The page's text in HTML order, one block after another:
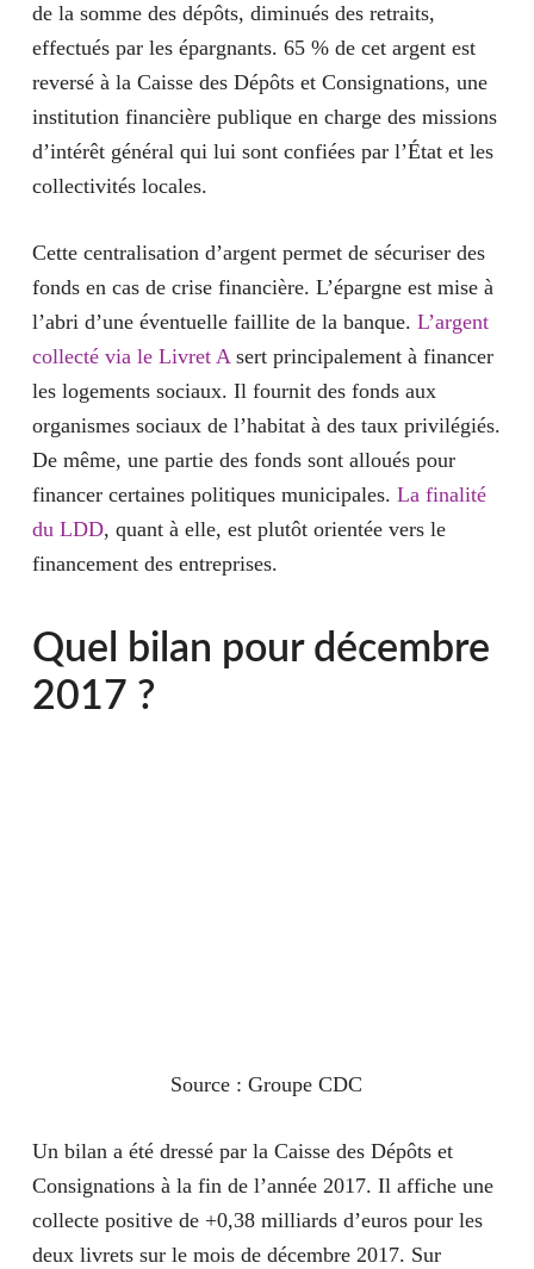
de la somme des dépôts, diminués des retraits,
effectués par les épargnants. 65 % de cet argent est
reversé à la Caisse des Dépôts et Consignations, une
institution financière publique en charge des missions
d’intérêt général qui lui sont confiées par l’État et les
collectivités locales.
Cette centralisation d’argent permet de sécuriser des
fonds en cas de crise financière. L’épargne est mise à
l’abri d’une éventuelle faillite de la banque. L’argent
collecté via le Livret Asert principalement à financer
les logements sociaux. Il fournit des fonds aux
organismes sociaux de l’habitat à des taux privilégiés.
De même, une partie des fonds sont alloués pour
financer certaines politiques municipales. La finalité
du LDD, quant à elle, est plutôt orientée vers le
financement des entreprises.
Quel bilan pour décembre
2017 ?
Source : Groupe CDC
Un bilan a été dressé par la Caisse des Dépôts et
Consignations à la fin de l’année 2017. Il affiche une
collecte positive de +0,38 milliards d’euros pour les
deux livrets sur le mois de décembre 2017. Sur